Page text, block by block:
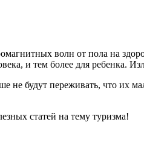
волн от пола на
и тем более для ребенка.
не будут переживать, что
статей на тему туризма!